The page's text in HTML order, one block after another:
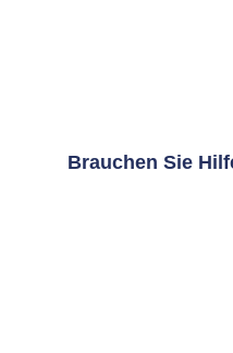
Brauchen Sie